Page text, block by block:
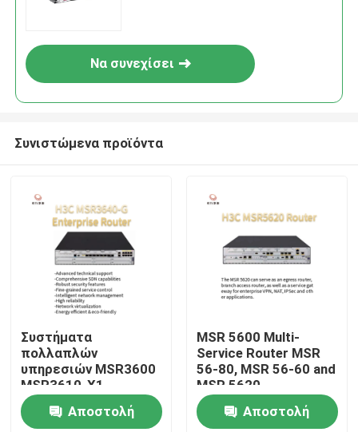
Προϊόντα
Σχετικά με εμάς
Να συνεχίσει
Συνιστώμενα προϊόντα
Συστήματα
πολλαπλών
υπηρεσιών MSR3600
MSR3610-X1
MSR3610E-X1
MSR3640-X1-HI
Αποστολή
MSR 5600 Multi-
Service Router MSR
56-80, MSR 56-60 and
MSR 5620
Αποστολή